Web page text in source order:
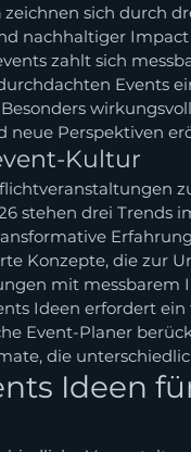
zeichnen sich durch
nachhaltiger
zahlt sich
Events
neue Perspektiven
Kultur
stehen drei Trends
Konzepte, die zur
mit messbarem
Ideen erfordert
Event-Planer
die
Ideen